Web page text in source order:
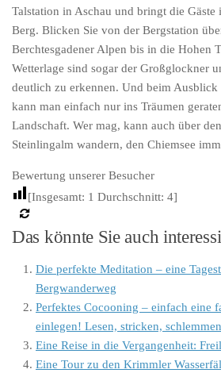
Talstation in Aschau und bringt die
Berg. Blicken Sie von der Bergstation
Berchtesgadener Alpen bis in die Hohen
Wetterlage sind sogar der Großglockner
deutlich zu erkennen. Und beim Ausblick
kann man einfach nur ins Träumen
Landschaft. Wer mag, kann auch über
Steinlingalm wandern, den Chiemsee
Bewertung unserer Besucher
[Insgesamt: 1 Durchschnitt: 4]
Das könnte Sie auch
Die perfekte Meditation – eine
Bergwanderweg
Perfektes Cocooning – einfach eine
einlegen! Lesen, stricken, schlemmen
Eine Reise in die Vergangenheit:
Eine Tour zu den Krimmler